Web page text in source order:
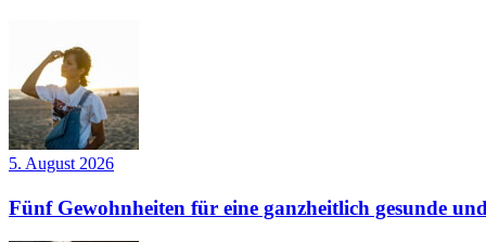
5. August 2026
Fünf Gewohnheiten für eine ganzheitlich gesunde